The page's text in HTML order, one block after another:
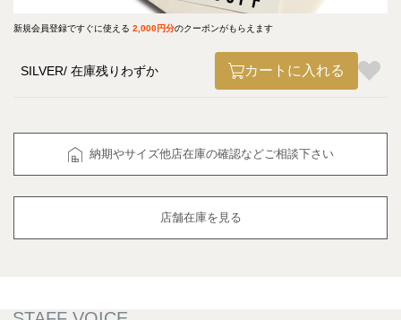
新規会員登録ですぐに使える 2,000円分のクーポンがもらえます
SILVER 在庫残りわずか カートに入れる
納期やサイズ他店在庫の確認などご相談下さい
店舗在庫を見る